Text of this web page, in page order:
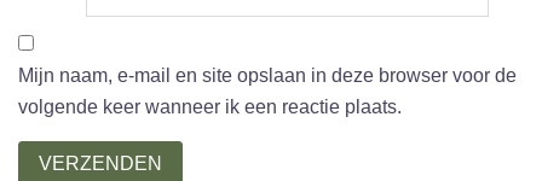
Mijn naam, e-mail en site opslaan in deze browser voor de
volgende keer wanneer ik een reactie plaats.